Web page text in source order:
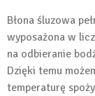
Błona śluzowa
wyposażona w
na odbieranie
Dzięki temu
temperaturę